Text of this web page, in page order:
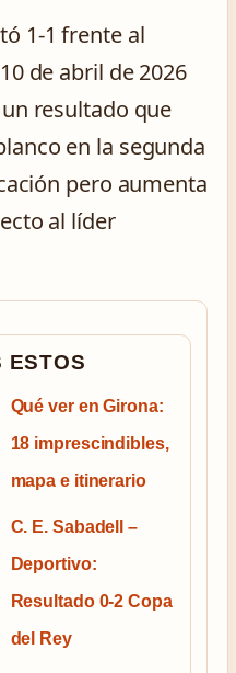
1-1 frente al
de abril de 2026
un resultado que
en la segunda
pero aumenta
al líder
ESTOS
Qué ver en Girona:
18 imprescindibles,
mapa e itinerario
C. E. Sabadell –
Deportivo:
Resultado 0-2 Copa
del Rey